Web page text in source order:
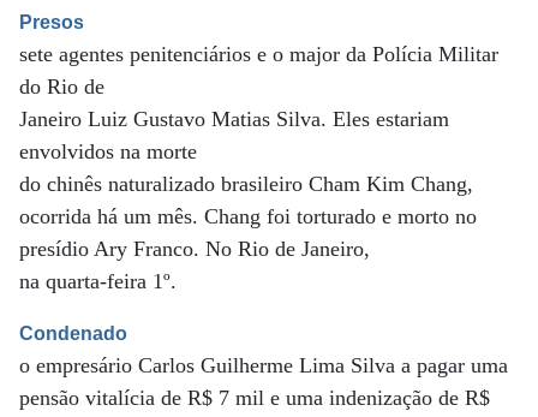
Presos
sete agentes penitenciários e o major da Polícia Militar
do Rio de
Janeiro Luiz Gustavo Matias Silva. Eles estariam
envolvidos na morte
do chinês naturalizado brasileiro Cham Kim Chang,
ocorrida há um mês. Chang foi torturado e morto no
presídio Ary Franco. No Rio de Janeiro,
na quarta-feira 1º.
Condenado
o empresário Carlos Guilherme Lima Silva a pagar uma
pensão vitalícia de R$ 7 mil e uma indenização de R$